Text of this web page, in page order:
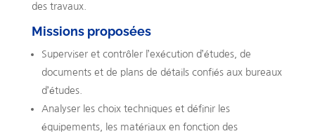
des travaux.
Missions proposées
Superviser et contrôler l’exécution d’études, de
documents et de plans de détails confiés aux bureaux
d’études.
Analyser les choix techniques et définir les
équipements, les matériaux en fonction des